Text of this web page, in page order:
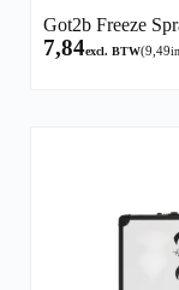
Got2b Freeze
7,84excl. BTW(9,49